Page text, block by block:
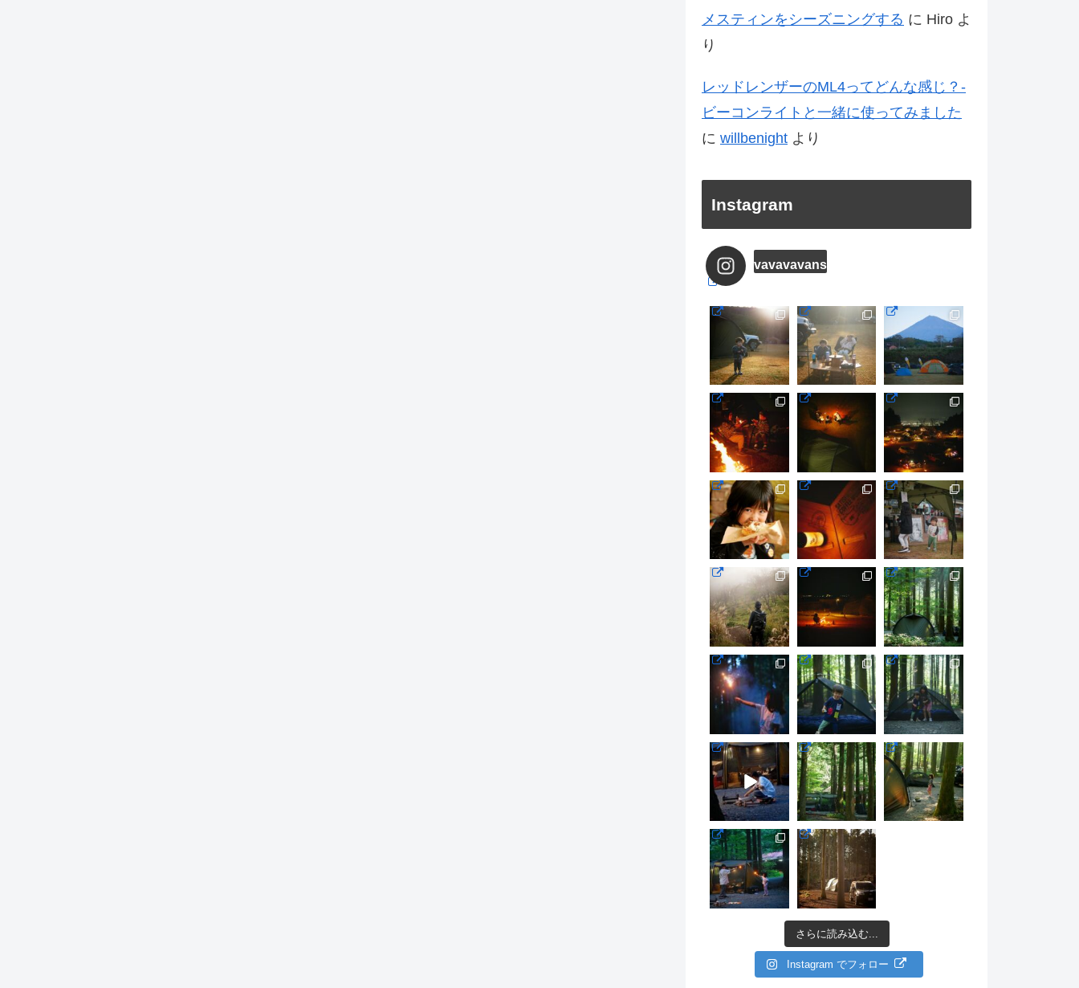
メスティンをシーズニングする に Hiro よ
り
レッドレンザーのML4ってどんな感じ？-
ビーコンライトと一緒に使ってみました
に willbenight より
Instagram
vavavavans
さらに読み込む...
Instagram でフォロー